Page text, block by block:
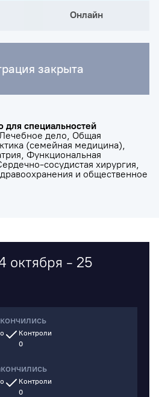
Онлайн
закрыта
для специальностей
дело, Общая
(семейная медицина),
Функциональная
сосудистая хирургия,
и общественное
октября - 25
Контроли
0
Контроли
0